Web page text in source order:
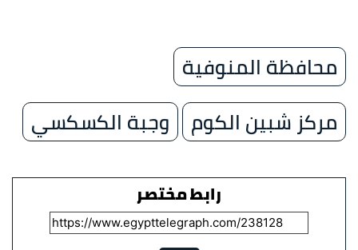
محافظة المنوفية
مركز شبين الكوم
وجبة الكسكسي
رابط مختصر